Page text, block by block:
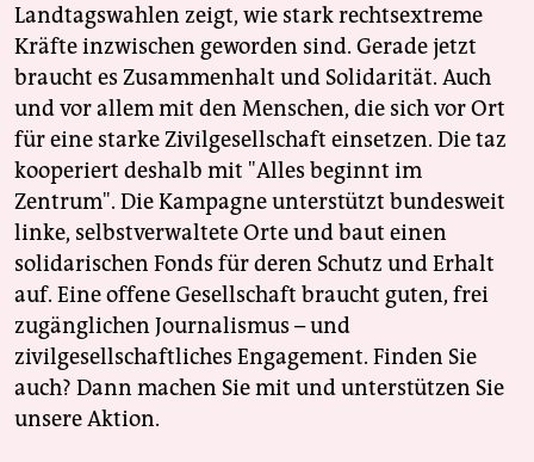
Landtagswahlen zeigt, wie stark rechtsextreme
Kräfte inzwischen geworden sind. Gerade jetzt
braucht es Zusammenhalt und Solidarität. Auch
und vor allem mit den Menschen, die sich vor Ort
für eine starke Zivilgesellschaft einsetzen. Die taz
kooperiert deshalb mit "Alles beginnt im
Zentrum". Die Kampagne unterstützt bundesweit
linke, selbstverwaltete Orte und baut einen
solidarischen Fonds für deren Schutz und Erhalt
auf. Eine offene Gesellschaft braucht guten, frei
zugänglichen Journalismus – und
zivilgesellschaftliches Engagement. Finden Sie
auch? Dann machen Sie mit und unterstützen Sie
unsere Aktion.